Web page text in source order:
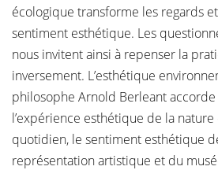
écologique transforme les regards
sentiment esthétique. Les
nous invitent ainsi à repenser la
inversement. L’esthétique
philosophe Arnold Berleant
l’expérience esthétique de la
quotidien, le sentiment esthétique
représentation artistique et du